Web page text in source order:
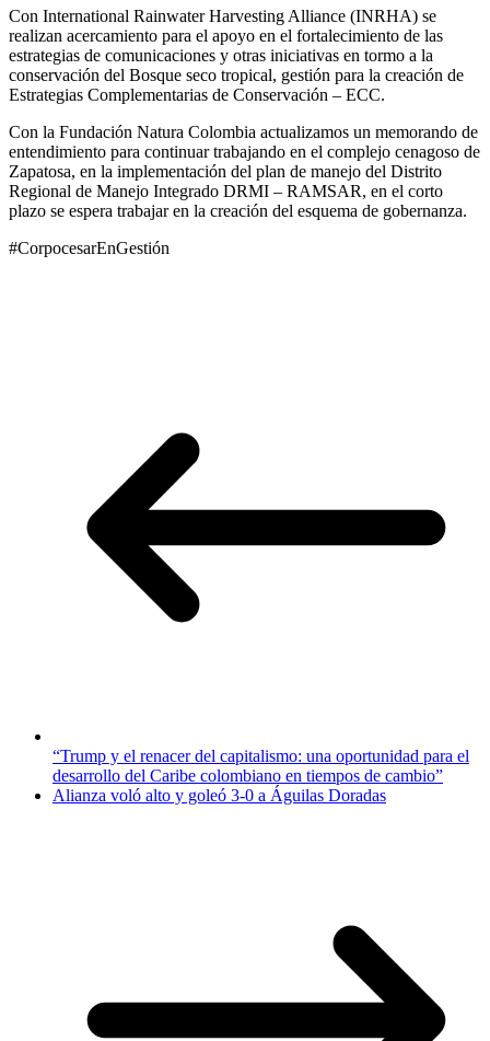
Con International Rainwater Harvesting Alliance (INRHA) se
realizan acercamiento para el apoyo en el fortalecimiento de las
estrategias de comunicaciones y otras iniciativas en tormo a la
conservación del Bosque seco tropical, gestión para la creación de
Estrategias Complementarias de Conservación – ECC.
Con la Fundación Natura Colombia actualizamos un memorando de
entendimiento para continuar trabajando en el complejo cenagoso de
Zapatosa, en la implementación del plan de manejo del Distrito
Regional de Manejo Integrado DRMI – RAMSAR, en el corto
plazo se espera trabajar en la creación del esquema de gobernanza.
#CorpocesarEnGestión
“Trump y el renacer del capitalismo: una oportunidad para el
desarrollo del Caribe colombiano en tiempos de cambio”
Alianza voló alto y goleó 3-0 a Águilas Doradas